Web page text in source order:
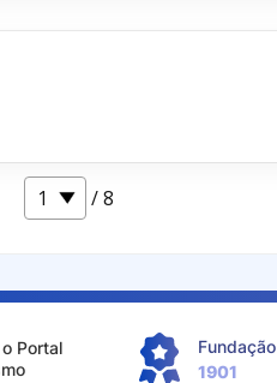
/ 8
Portal
Fundação
1901